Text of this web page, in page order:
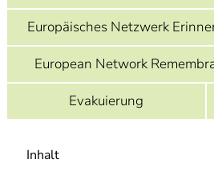
Europäisches Netzwerk
European Network
Evakuierung
Inhalt